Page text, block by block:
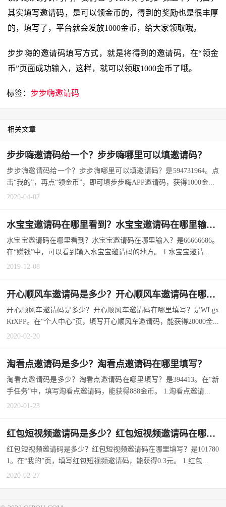
其实填写邀请码，是可以领金币的，得到的奖励也是很丰厚
的，填写了，平台就会发放1000金币，给大家领取哦。
步步嗨的邀请码填写方式，就是将得到的邀请码，在“领金
币”页面成功输入，这样，就可以领取1000金币了哦。
标签： 步步嗨邀请码
相关文章
步步嗨邀请码给一个？步步嗨哪里可以填邀请码？
步步嗨邀请码给一个？步步嗨哪里可以填邀请码？是594731964。点
击“我的”，再点“领金币”，即可填步步嗨APP邀请码，获得1000金...
2020-04-02
水宝宝邀请码在哪里看到？水宝宝邀请码在哪里输入？
水宝宝邀请码在哪里看到？水宝宝邀请码在哪里输入？是66666686。
在“赚钱”中，可以看到输入水宝宝邀请码的地方。 1.水宝宝邀请...
2019-12-08
开心顺风车邀请码是多少？开心顺风车邀请码在哪里填写？
开心顺风车邀请码是多少？开心顺风车邀请码在哪里填写？是WLgx
KtXPP。在“个人中心”页，填写开心顺风车邀请码，能获得20000金...
2020-02-20
淘看点邀请码是多少？淘看点邀请码在哪里填写？
淘看点邀请码是多少？淘看点邀请码在哪里填写？是394413。在“新
手任务”中，填写淘看点邀请码，能获得888金币。 1.淘看点邀请...
2020-01-23
红包短视频邀请码是多少？红包短视频邀请码在哪里填写？
红包短视频邀请码是多少？红包短视频邀请码在哪里填写？是101780
1。在“我的”页，填写红包短视频邀请码，能获得0.3元。 1.红包...
2020-02-27